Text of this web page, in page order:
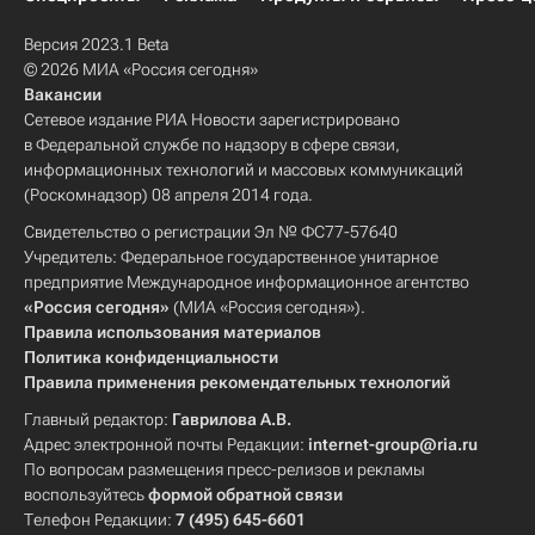
Версия 2023.1 Beta
© 2026 МИА «Россия сегодня»
Вакансии
Сетевое издание РИА Новости зарегистрировано
в Федеральной службе по надзору в сфере связи,
информационных технологий и массовых коммуникаций
(Роскомнадзор) 08 апреля 2014 года.
Свидетельство о регистрации Эл № ФС77-57640
Учредитель: Федеральное государственное унитарное
предприятие Международное информационное агентство
«Россия сегодня» (МИА «Россия сегодня»).
Правила использования материалов
Политика конфиденциальности
Правила применения рекомендательных технологий
Главный редактор: Гаврилова А.В.
Адрес электронной почты Редакции: internet-group@ria.ru
По вопросам размещения пресс-релизов и рекламы
воспользуйтесьформой обратной связи
Телефон Редакции: 7 (495) 645-6601